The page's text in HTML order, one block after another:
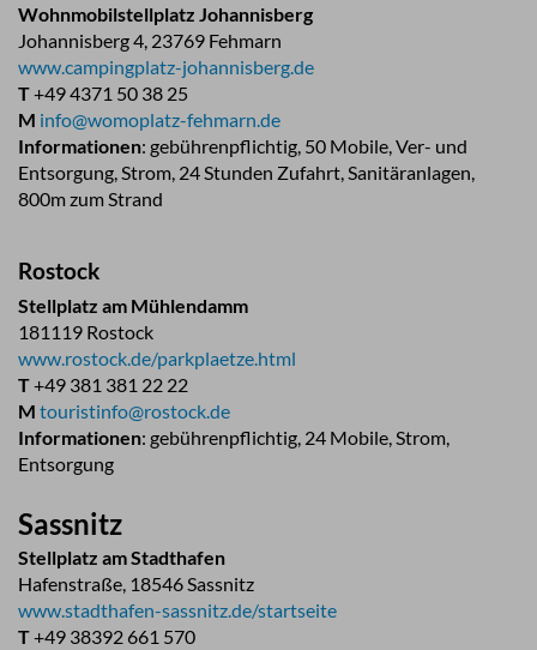
Wohnmobilstellplatz Johannisberg
Johannisberg 4, 23769 Fehmarn
www.campingplatz-johannisberg.de
T+49 4371 50 38 25
M info@womoplatz-fehmarn.de
Informationen: gebührenpflichtig, 50 Mobile, Ver- und
Entsorgung, Strom, 24 Stunden Zufahrt, Sanitäranlagen,
800m zum Strand
Rostock
Stellplatz am Mühlendamm
181119 Rostock
www.rostock.de/parkplaetze.html
T+49 381 381 22 22
M touristinfo@rostock.de
Informationen: gebührenpflichtig, 24 Mobile, Strom,
Entsorgung
Sassnitz
Stellplatz am Stadthafen
Hafenstraße, 18546 Sassnitz
www.stadthafen-sassnitz.de/startseite
T+49 38392 661 570